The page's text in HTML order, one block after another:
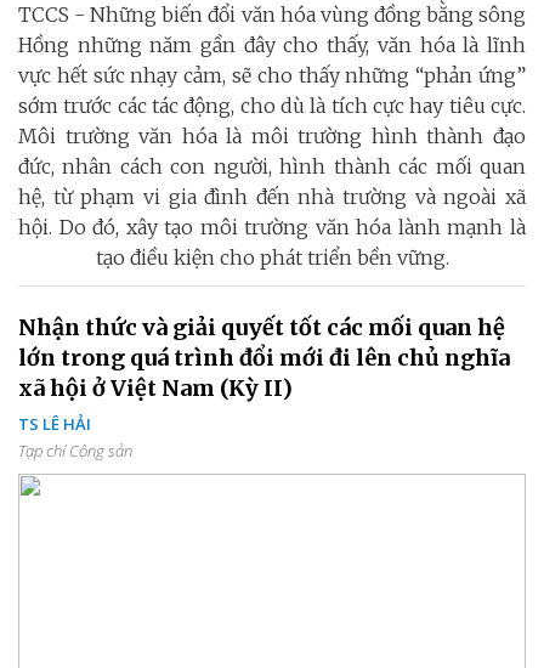
TCCS - Những biến đổi văn hóa vùng đồng bằng sông
Hồng những năm gần đây cho thấy, văn hóa là lĩnh
vực hết sức nhạy cảm, sẽ cho thấy những “phản ứng”
sớm trước các tác động, cho dù là tích cực hay tiêu cực.
Môi trường văn hóa là môi trường hình thành đạo
đức, nhân cách con người, hình thành các mối quan
hệ, từ phạm vi gia đình đến nhà trường và ngoài xã
hội. Do đó, xây tạo môi trường văn hóa lành mạnh là
tạo điều kiện cho phát triển bền vững.
Nhận thức và giải quyết tốt các mối quan hệ
lớn trong quá trình đổi mới đi lên chủ nghĩa
xã hội ở Việt Nam (Kỳ II)
TS LÊ HẢI
Tạp chí Cộng sản